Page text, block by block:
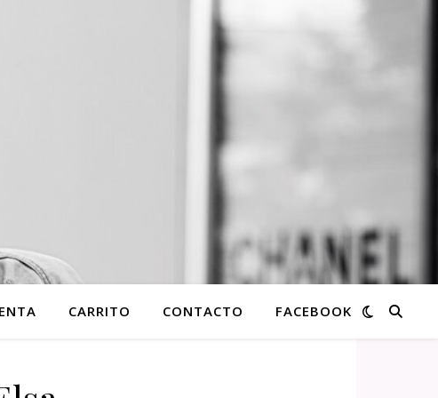
CARRITO CONTACTO FACEBOOK